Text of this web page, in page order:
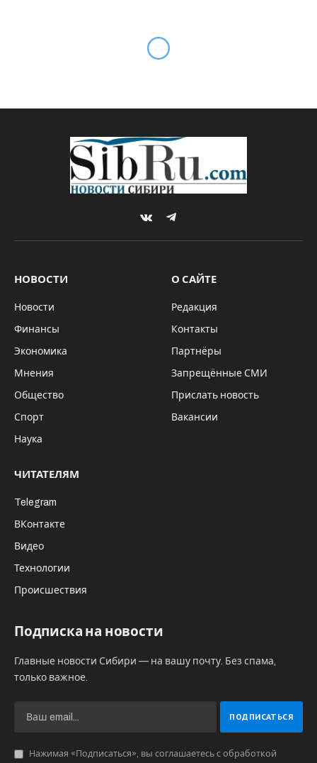
уклонились от уплаты 40
миллионов рублей в виде
налогов
26.10.2021 Updated: 26.10.2021 НОВОСТИ
“экономической” статье УК РФ возбуждено
в Красноярском крае. Правоохранители
рублей. В этот преступлении
подозреваются руководители известного в
крае ООО “ФСК Регион”.
Следствие
расходы и занижала налогооблагаемую базу
при помощи фиктивного документооборота с
25 контрагентами, которые, якобы, являлись
ремонту и другим строительным работам, в
том числе на объектах Универсиады 2019 года.
В налоговую инспекцию компания сдавала
сведения о своей финансово-хозяйственной
деятельности.
Красноярскому краю и Республике Хакасии
уточнили, что в рамках расследования уже
проведены обыски на рабочем месте и по